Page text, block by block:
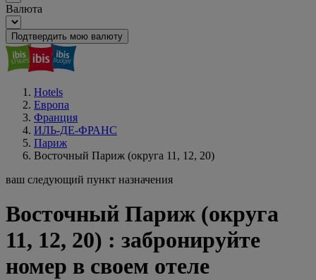
Валюта
Подтвердить мою валюту
Hotels
Европа
Франция
ИЛЬ-ДЕ-ФРАНС
Париж
Восточный Париж (округа 11, 12, 20)
ваш следующий пункт назначения
Восточный Париж (округа
11, 12, 20) : забронируйте
номер в своем отеле